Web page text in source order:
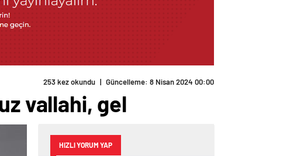
253 kez okundu | Güncelleme: 8 Nisan 2024 00:00
vallahi, gel
HIZLI YORUM YAP